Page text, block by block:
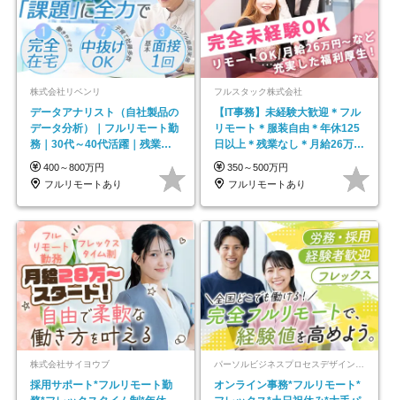
株式会社リベンリ
データアナリスト（自社製品の
データ分析）｜フルリモート勤
務｜30代～40代活躍｜残業少
なめ｜子育て社員多数活躍
400～800万円
フルリモートあり
フルスタック株式会社
【IT事務】未経験大歓迎＊フル
リモート＊服装自由＊年休125
日以上＊残業なし＊月給26万円
以上
350～500万円
フルリモートあり
株式会社サイヨウブ
採用サポート*フルリモート勤
パーソルビジネスプロセスデザイン株式会社 事業開発本部
オンライン事務*フルリモート*